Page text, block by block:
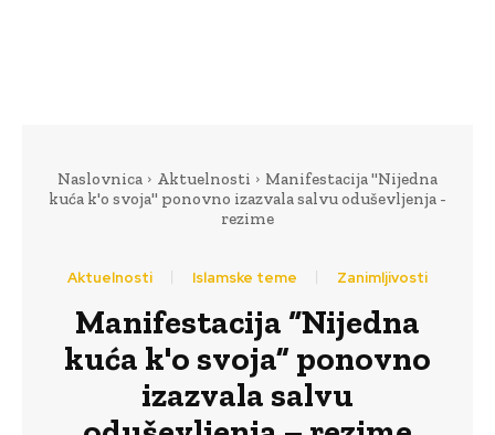
Naslovnica Aktuelnosti
Manifestacija "Nijedna
kuća k'o svoja" ponovno izazvala salvu oduševljenja -
rezime
Aktuelnosti Islamske teme Zanimljivosti
Manifestacija “Nijedna
kuća k'o svoja” ponovno
izazvala salvu